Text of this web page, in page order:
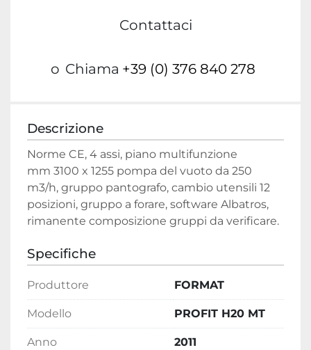
Contattaci
o Chiama +39 (0) 376 840 278
Descrizione
Norme CE, 4 assi, piano multifunzione
mm 3100 x 1255 pompa del vuoto da 250
m3/h, gruppo pantografo, cambio utensili 12
posizioni, gruppo a forare, software Albatros,
rimanente composizione gruppi da verificare.
Specifiche
Produttore FORMAT
Modello PROFIT H20 MT
Anno 2011